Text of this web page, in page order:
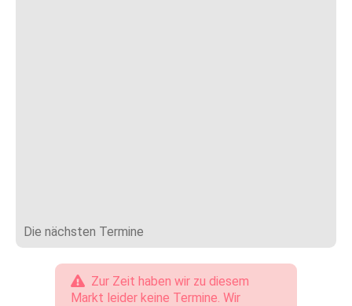
Die nächsten Termine
Zur Zeit haben wir zu diesem
Markt leider keine Termine. Wir